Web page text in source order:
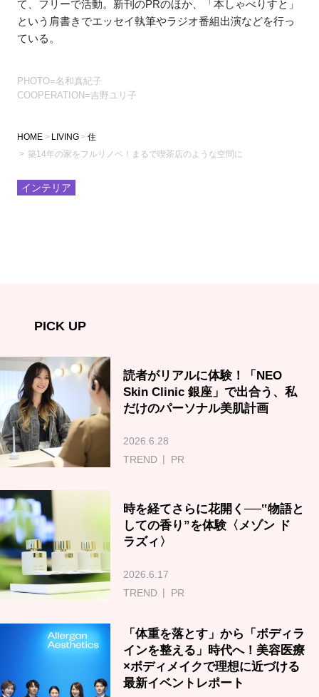
て、フリーで活動。新刊のPRのほか、「本しゃべりすと」
という肩書きでエッセイ執筆やラジオ番組出演などを行っ
ている。
PHOTO=名和真紀子
COOPERATION=吉野ユリ子
HOME LIVING
住
築14年の家をフルリノベ！まるで喫茶店のような空間に
インテリア
PICK UP
読者がリアルに体験！「NEO
Skin Clinic 銀座」で出合う、私
だけのパーソナル美肌計画
2026.6.28
TREND
PR
時を経てさらに花開く──‟物語と
しての香り”を体験〈メゾン ド
ラズィ〉
2026.6.17
TREND
PR
「体重を落とす」から「ボディラ
インを整える」時代へ！美容医療
×ボディメイクで理想に近づける
最新イベントレポート